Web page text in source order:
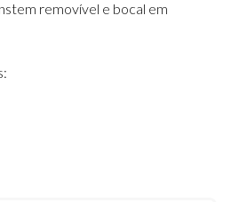
removível e bocal em